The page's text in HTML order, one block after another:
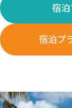
宿泊
宿泊プ